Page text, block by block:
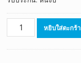
จำนวน
หยิบใส่ตะกร้า